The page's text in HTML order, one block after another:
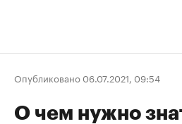
Опубликовано 06.07.2021, 09:54
О чем нужно